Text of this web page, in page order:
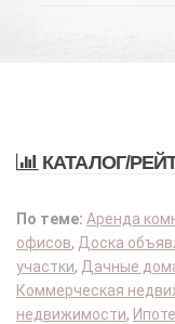
КАТАЛОГ/
По теме: Аренда
офисов, Доска
участки, Дачные
Коммерческая
недвижимости,